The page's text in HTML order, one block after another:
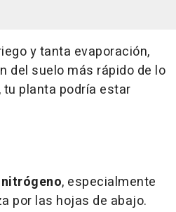
y tanta evaporación,
del suelo más rápido de lo
planta podría estar
nitrógeno, especialmente
por las hojas de abajo.